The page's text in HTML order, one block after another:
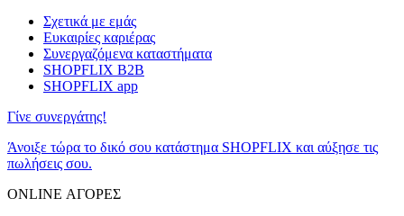
Σχετικά με εμάς
Ευκαιρίες καριέρας
Συνεργαζόμενα καταστήματα
SHOPFLIX B2B
SHOPFLIX app
Γίνε συνεργάτης!
Άνοιξε τώρα το δικό σου κατάστημα SHOPFLIX και αύξησε τις
πωλήσεις σου.
ONLINE ΑΓΟΡΕΣ